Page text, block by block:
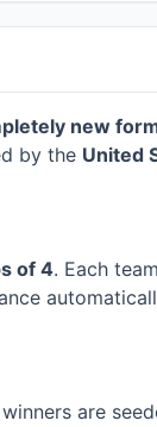
new
by the United
of 4. Each
are